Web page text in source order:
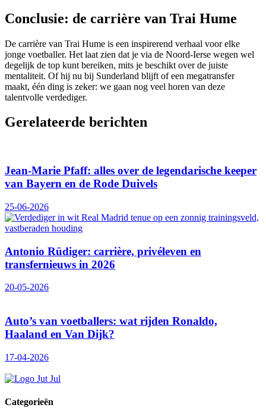
Conclusie: de carrière van Trai Hume
De carrière van Trai Hume is een inspirerend verhaal voor elke
jonge voetballer. Het laat zien dat je via de Noord-Ierse wegen wel
degelijk de top kunt bereiken, mits je beschikt over de juiste
mentaliteit. Of hij nu bij Sunderland blijft of een megatransfer
maakt, één ding is zeker: we gaan nog veel horen van deze
talentvolle verdediger.
Gerelateerde berichten
Jean-Marie Pfaff: alles over de legendarische keeper
van Bayern en de Rode Duivels
25-06-2026
Antonio Rüdiger: carrière, privéleven en
transfernieuws in 2026
20-05-2026
Auto’s van voetballers: wat rijden Ronaldo,
Haaland en Van Dijk?
17-04-2026
Categorieën